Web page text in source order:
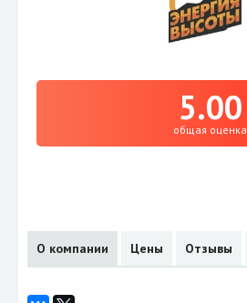
5.00
общая оценка
О компании Цены Отзывы